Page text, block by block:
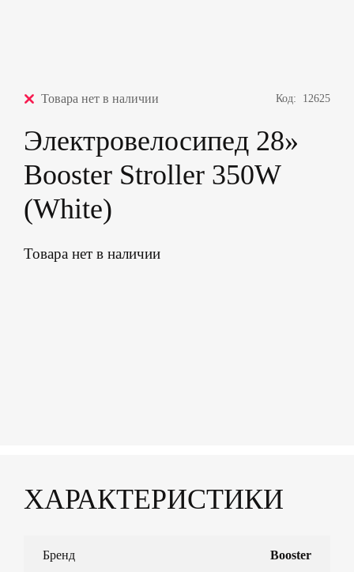
Товара нет в наличии Код: 12625
Электровелосипед 28»
Booster Stroller 350W
(White)
Товара нет в наличии
ХАРАКТЕРИСТИКИ
Бренд Booster